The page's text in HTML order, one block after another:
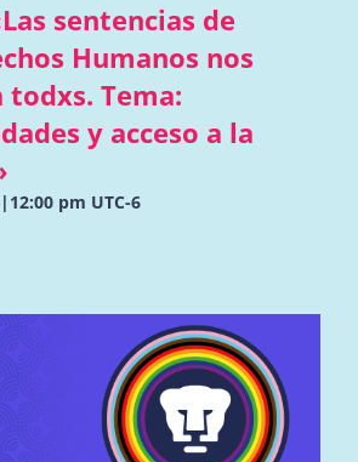
sentencias de
Humanos nos
todxs. Tema:
y acceso a la
pm UTC-6